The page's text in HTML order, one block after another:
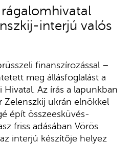
interjú valós
finanszírozással –
meg állásfoglalást a
Hivatal. Az írás a lapunkban
Zelenszkij ukrán elnökkel
épít összeesküvés-
friss adásában Vörös
interjú készítője helyez